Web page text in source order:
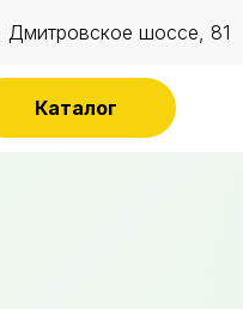
Дмитровское шоссе, 81
Каталог